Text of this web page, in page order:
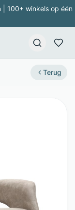
| 100+ winkels op één
Terug